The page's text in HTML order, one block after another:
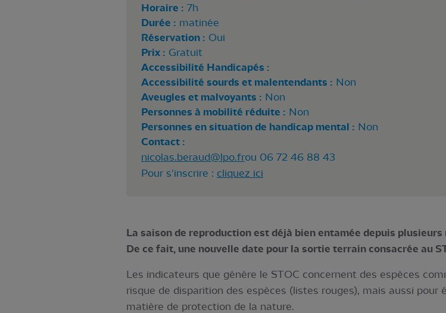
Horaire : 7h
Durée : matinée
Réservation : Oui
Prix : Gratuit
Accessibilité Handicapés :
Accessibilité sourds et malentendants : Non
Aveugles et malvoyants : Non
Personnes à mobilité réduite : Non
Personnes en situation de handicap mental : Non
Contact :
nicolas.beraud@lpo.frou 06 72 46 88 43
Pour s'inscrire : cliquez ici
La saison de reproduction est déjà bien entamée depuis
De ce fait, une nouvelle date pour la sortie terrain consacrée au
Les indicateurs que génère le STOC concernent des espèces
risque de disparition des espèces (listes rouges), mais aussi
matière de protection de la nature.